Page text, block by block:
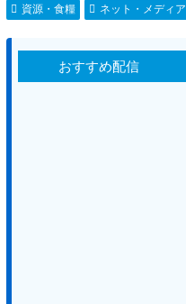
資源・食糧 ネット・メディア
おすすめ配信